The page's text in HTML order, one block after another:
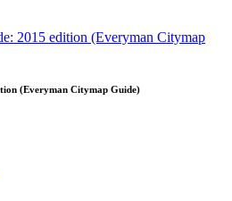
(Everyman Citymap Guide)